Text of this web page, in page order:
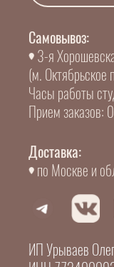
Самовывоз:
3-я
(м. Октябрьское
Часы работы
Прием
Доставка:
по Москве и
ИП Урываев